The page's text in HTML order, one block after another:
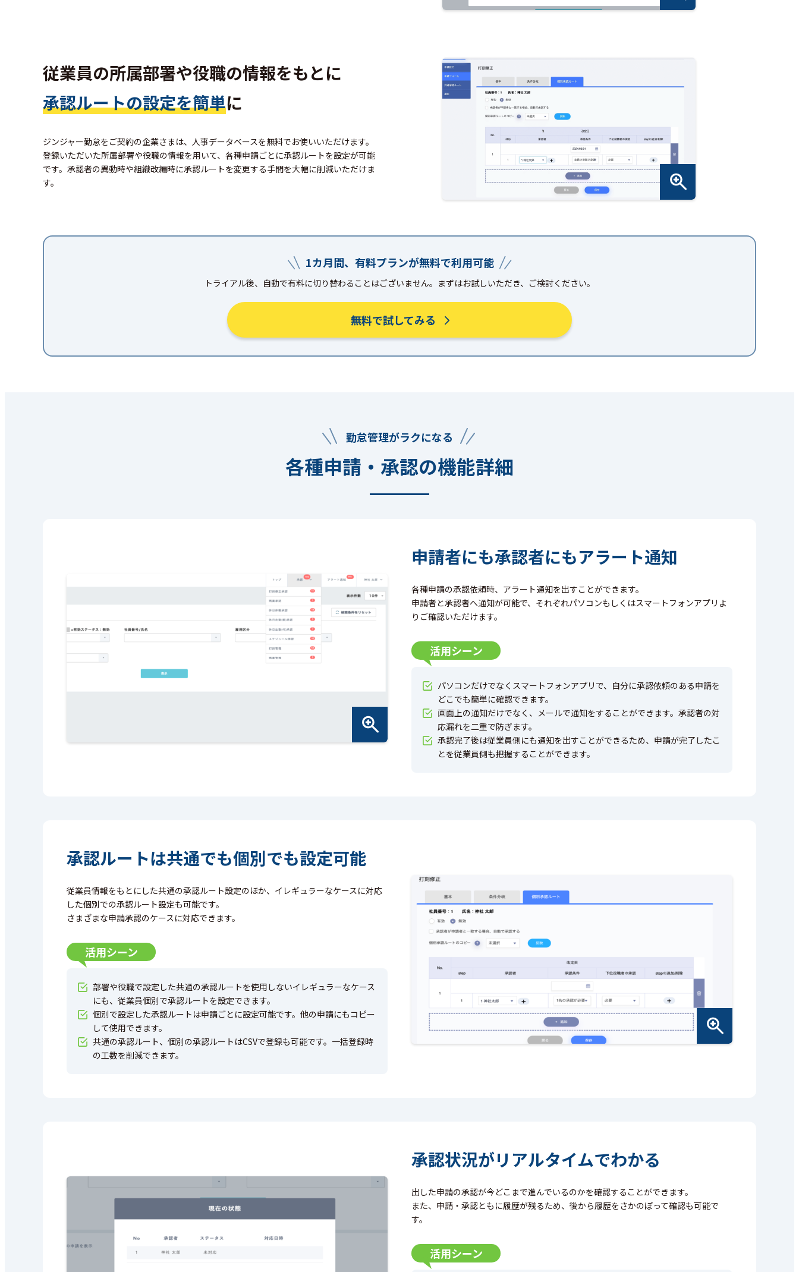
従業員の所属部署や役職の情報をもとに
承認ルートの設定を簡単に
ジンジャー勤怠をご契約の企業さまは、人事データベースを無料でお使いいただけます。
登録いただいた所属部署や役職の情報を用いて、各種申請ごとに承認ルートを設定が可能
です。承認者の異動時や組織改編時に承認ルートを変更する手間を大幅に削減いただけま
す。
1カ月間、有料プランが無料で利用可能
トライアル後、自動で有料に切り替わることはございません。まずはお試しいただき、ご検討ください。
無料で試してみる
勤怠管理がラクになる
各種申請・承認の機能詳細
申請者にも承認者にもアラート通知
各種申請の承認依頼時、アラート通知を出すことができます。
申請者と承認者へ通知が可能で、それぞれパソコンもしくはスマートフォンアプリよ
りご確認いただけます。
活用シーン
パソコンだけでなくスマートフォンアプリで、自分に承認依頼のある申請を
どこでも簡単に確認できます。
画面上の通知だけでなく、メールで通知をすることができます。承認者の対
応漏れを二重で防ぎます。
承認完了後は従業員側にも通知を出すことができるため、申請が完了したこ
とを従業員側も把握することができます。
承認ルートは共通でも個別でも設定可能
従業員情報をもとにした共通の承認ルート設定のほか、イレギュラーなケースに対応
した個別での承認ルート設定も可能です。
さまざまな申請承認のケースに対応できます。
活用シーン
部署や役職で設定した共通の承認ルートを使用しないイレギュラーなケース
にも、従業員個別で承認ルートを設定できます。
個別で設定した承認ルートは申請ごとに設定可能です。他の申請にもコピー
して使用できます。
共通の承認ルート、個別の承認ルートはCSVで登録も可能です。一括登録時
の工数を削減できます。
承認状況がリアルタイムでわかる
出した申請の承認が今どこまで進んでいるのかを確認することができます。
また、申請・承認ともに履歴が残るため、後から履歴をさかのぼって確認も可能で
す。
活用シーン